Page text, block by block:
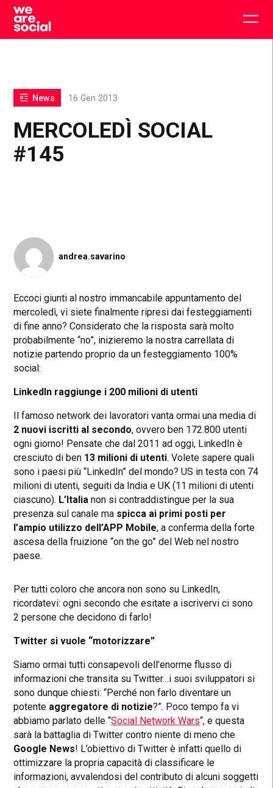
Skip
content
MERCOLEDÌ SOCIAL
#145
News 16 Gen 2013
andrea.savarino
Eccoci giunti al nostro immancabile appuntamento del
mercoledì, vi siete finalmente ripresi dai festeggiamenti
di fine anno? Considerato che la risposta sarà molto
probabilmente “no”, inizieremo la nostra carrellata di
notizie partendo proprio da un festeggiamento 100%
social:
LinkedIn raggiunge i 200 milioni di utenti
Il famoso network dei lavoratori vanta ormai una media di
2 nuovi iscritti al secondo, ovvero ben 172.800 utenti
ogni giorno! Pensate che dal 2011 ad oggi, LinkedIn è
cresciuto di ben 13 milioni di utenti. Volete sapere quali
sono i paesi più “LinkedIn” del mondo? US in testa con 74
milioni di utenti, seguiti da India e UK (11 milioni di utenti
ciascuno). L’Italia non si contraddistingue per la sua
presenza sul canale ma spicca ai primi posti per
l’ampio utilizzo dell’APP Mobile, a conferma della forte
ascesa della fruizione “on the go” del Web nel nostro
paese.
Per tutti coloro che ancora non sono su LinkedIn,
ricordatevi: ogni secondo che esitate a iscrivervi ci sono
2 persone che decidono di farlo!
Twitter si vuole “motorizzare”
Siamo ormai tutti consapevoli dell’enorme flusso di
informazioni che transita su Twitter…i suoi sviluppatori si
sono dunque chiesti: “Perché non farlo diventare un
potente aggregatore di notizie?”. Poco tempo fa vi
abbiamo parlato delle “Social Network Wars“, e questa
sarà la battaglia di Twitter contro niente di meno che
Google News! L’obiettivo di Twitter è infatti quello di
ottimizzare la propria capacità di classificare le
informazioni, avvalendosi del contributo di alcuni soggetti